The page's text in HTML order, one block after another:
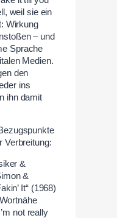
weil sie ein
Wirkung
– und
Sprache
Medien.
den
ins
ihn damit
Verbreitung:
&
&
It“ (1968)
not really